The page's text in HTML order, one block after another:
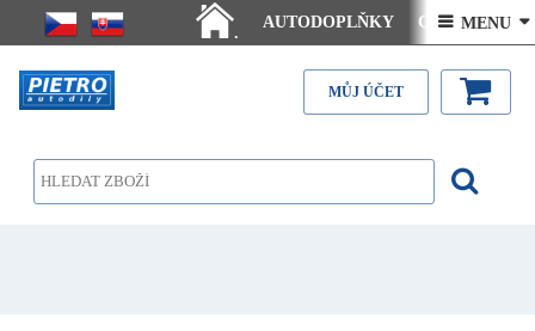
.
AUTODOPLŇKY Ceny doručení
Články - návody Kontakt
 MENU 
MŮJ ÚČET